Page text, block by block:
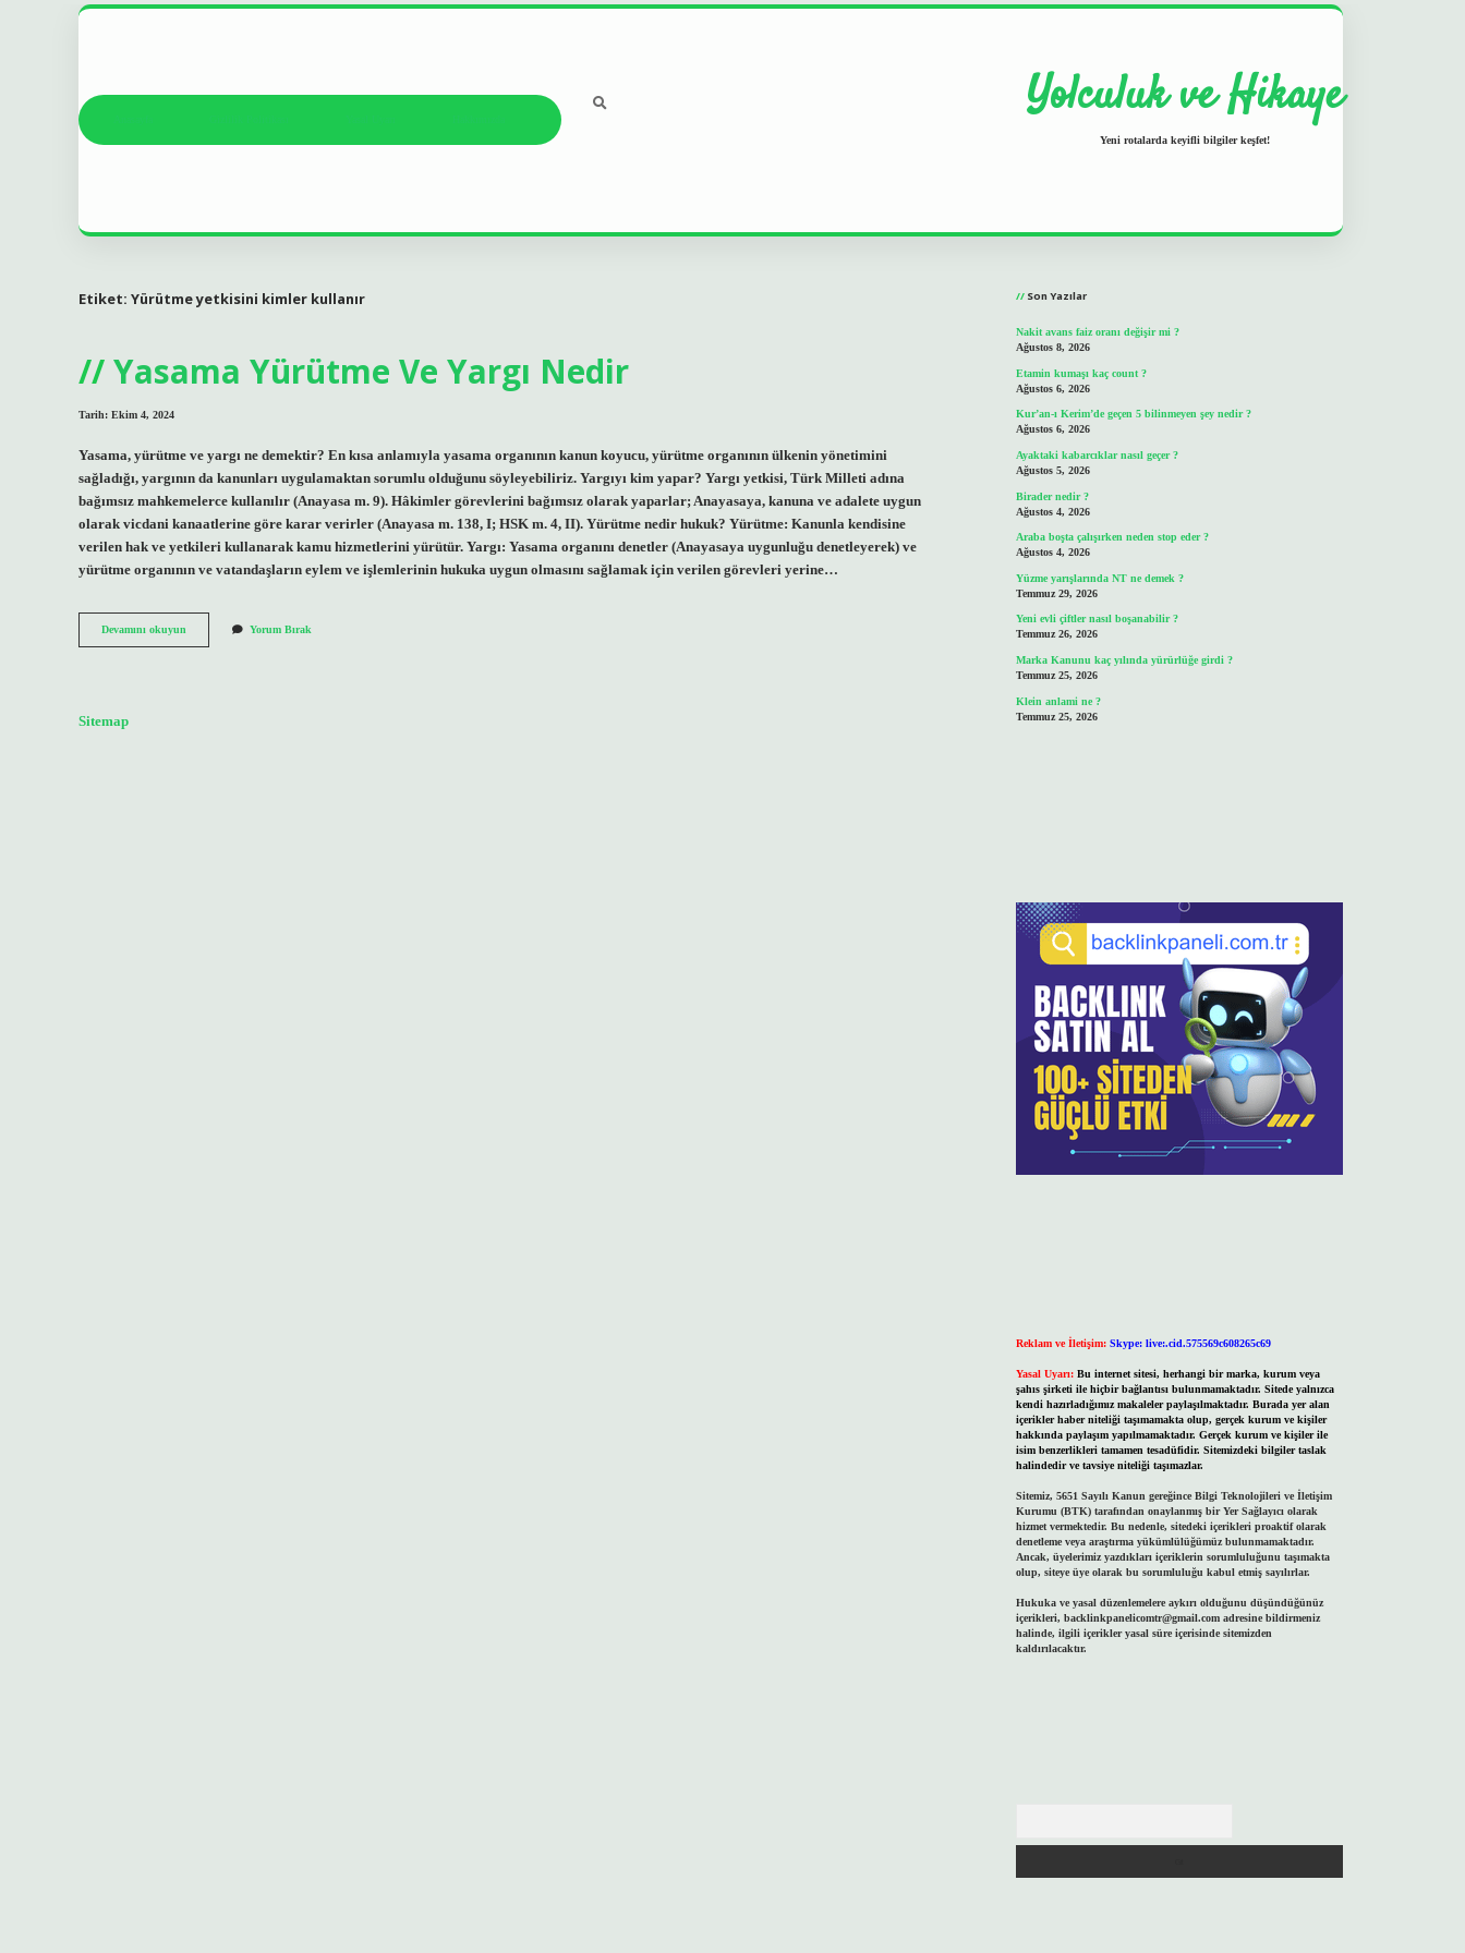
Yolculuk ve Hikaye
Yeni rotalarda keyifli bilgiler keşfet!
Etiket: Yürütme yetkisini kimler kullanır
Yasama Yürütme Ve Yargı Nedir
Tarih: Ekim 4, 2024
Yasama, yürütme ve yargı ne demektir? En kısa anlamıyla yasama organının kanun koyucu, yürütme organının ülkenin yönetimini
sağladığı, yargının da kanunları uygulamaktan sorumlu olduğunu söyleyebiliriz. Yargıyı kim yapar? Yargı yetkisi, Türk Milleti adına
bağımsız mahkemelerce kullanılır (Anayasa m. 9). Hâkimler görevlerini bağımsız olarak yaparlar; Anayasaya, kanuna ve adalete uygun
olarak vicdani kanaatlerine göre karar verirler (Anayasa m. 138, I; HSK m. 4, II). Yürütme nedir hukuk? Yürütme: Kanunla kendisine
verilen hak ve yetkileri kullanarak kamu hizmetlerini yürütür. Yargı: Yasama organını denetler (Anayasaya uygunluğu denetleyerek) ve
yürütme organının ve vatandaşların eylem ve işlemlerinin hukuka uygun olmasını sağlamak için verilen görevleri yerine…
Devamını okuyun
Yürütme
Yorum Bırak
Sitemap
Son Yazılar
Nakit avans faiz oranı değişir mi ?
Ağustos 8, 2026
Etamin kumaşı kaç count ?
Ağustos 6, 2026
Kur’an-ı Kerim’de geçen 5 bilinmeyen şey nedir ?
Ağustos 6, 2026
Ayaktaki kabarcıklar nasıl geçer ?
Ağustos 5, 2026
Birader nedir ?
Ağustos 4, 2026
Araba boşta çalışırken neden stop eder ?
Ağustos 4, 2026
Yüzme yarışlarında NT ne demek ?
Temmuz 29, 2026
Yeni evli çiftler nasıl boşanabilir ?
Temmuz 26, 2026
Marka Kanunu kaç yılında yürürlüğe girdi ?
Temmuz 25, 2026
Klein anlami ne ?
Temmuz 25, 2026
Reklam ve İletişim: Skype: live:.cid.575569c608265c69
Yasal Uyarı: Bu internet sitesi, herhangi bir marka, kurum veya
şahıs şirketi ile hiçbir bağlantısı bulunmamaktadır. Sitede yalnızca
kendi hazırladığımız makaleler paylaşılmaktadır. Burada yer alan
içerikler haber niteliği taşımamakta olup, gerçek kurum ve kişiler
hakkında paylaşım yapılmamaktadır. Gerçek kurum ve kişiler ile
isim benzerlikleri tamamen tesadüfidir. Sitemizdeki bilgiler taslak
halindedir ve tavsiye niteliği taşımazlar.
Sitemiz, 5651 Sayılı Kanun gereğince Bilgi Teknolojileri ve İletişim
Kurumu (BTK) tarafından onaylanmış bir Yer Sağlayıcı olarak
hizmet vermektedir. Bu nedenle, sitedeki içerikleri proaktif olarak
denetleme veya araştırma yükümlülüğümüz bulunmamaktadır.
Ancak, üyelerimiz yazdıkları içeriklerin sorumluluğunu taşımakta
olup, siteye üye olarak bu sorumluluğu kabul etmiş sayılırlar.
Hukuka ve yasal düzenlemelere aykırı olduğunu düşündüğünüz
içerikleri, backlinkpanelicomtr@gmail.comadresine bildirmeniz
halinde, ilgili içerikler yasal süre içerisinde sitemizden
kaldırılacaktır.